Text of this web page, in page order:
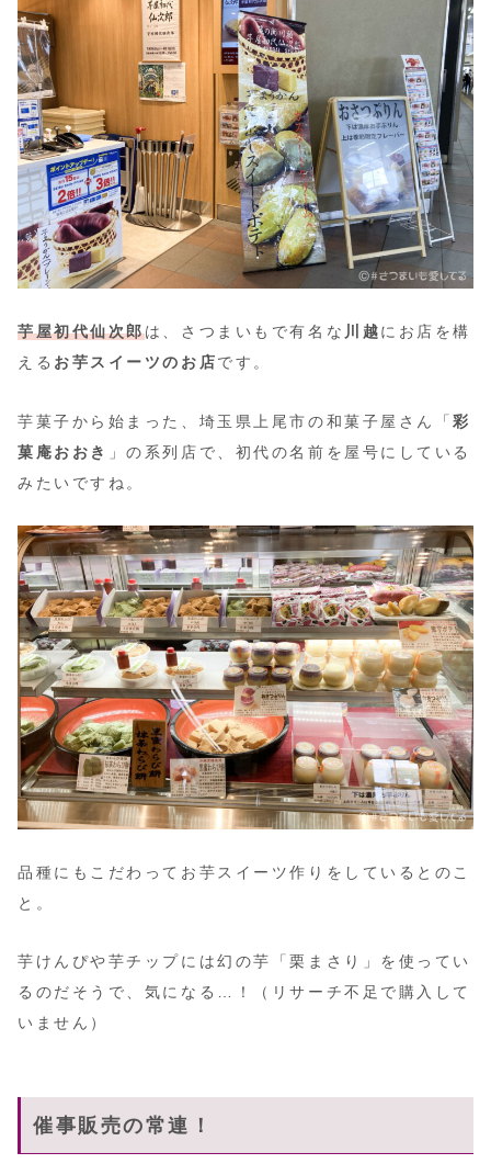
芋屋初代仙次郎は、さつまいもで有名な 川越にお店を構
える お芋スイーツのお店です。
芋菓子から始まった、埼玉県上尾市の和菓子屋さん「彩
菓庵おおき
」の系列店で、初代の名前を屋号にしている
みたいですね。
品種にもこだわってお芋スイーツ作りをしているとのこ
と。
芋けんぴや芋チップには幻の芋「栗まさり」を使ってい
るのだそうで、気になる…！（リサーチ不足で購入して
いません）
催事販売の常連！